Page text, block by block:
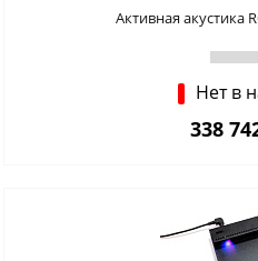
Активная акустика
Нет в
338